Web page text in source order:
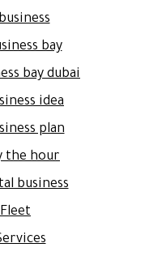
bay
bay dubai
idea
plan
the hour
business